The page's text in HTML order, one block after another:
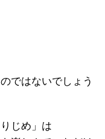
ではないでしょう
じめ」は